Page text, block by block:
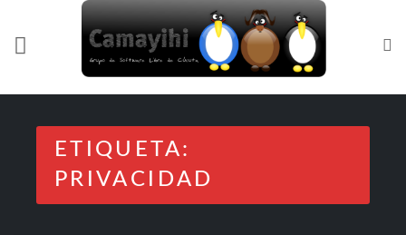
ETIQUETA:
PRIVACIDAD